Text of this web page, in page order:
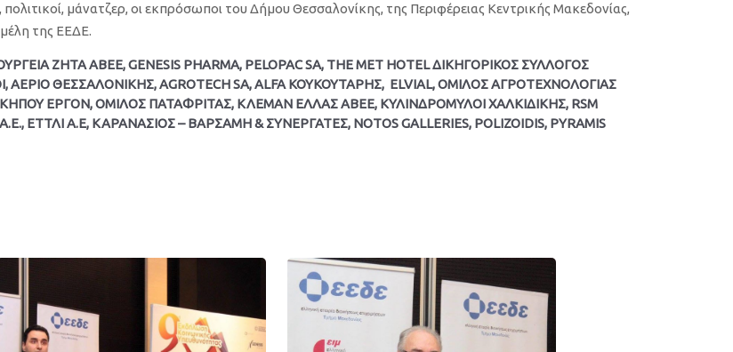
μάνατζερ, οι εκπρόσωποι του Δήμου Θεσσαλονίκης, της Περιφέρειας Κεντρικής Μακεδονίας,
της ΕΕΔΕ.
ΖΗΤΑ ΑΒΕΕ, GENESIS PHARMA, PELOPAC SA, ΤΗΕ ΜΕΤ HOTEL ΔΙΚΗΓΟΡΙΚΟΣ ΣΥΛΛΟΓΟΣ
ΑΕΡΙΟ ΘΕΣΣΑΛΟΝΙΚΗΣ, AGROTECH SA, ALFA ΚΟΥΚΟΥΤΑΡΗΣ, ΕLVIAL, ΟΜΙΛΟΣ ΑΓΡΟΤΕΧΝΟΛΟΓΙΑΣ
ΚΗΠΟΥ ΕΡΓΟΝ, ΟΜΙΛΟΣ ΠΑΤΑΦΡΙΤΑΣ, ΚΛΕΜΑΝ ΕΛΛΑΣ ΑΒΕΕ, ΚΥΛΙΝΔΡΟΜΥΛΟΙ ΧΑΛΚΙΔΙΚΗΣ, RSM
ΕΤΤΛΙ Α.Ε, ΚΑΡΑΝΑΣΙΟΣ – ΒΑΡΣΑΜΗ & ΣΥΝΕΡΓΑΤΕΣ, ΝΟΤΟS GALLERIES, POLIZOIDIS, PYRAMIS